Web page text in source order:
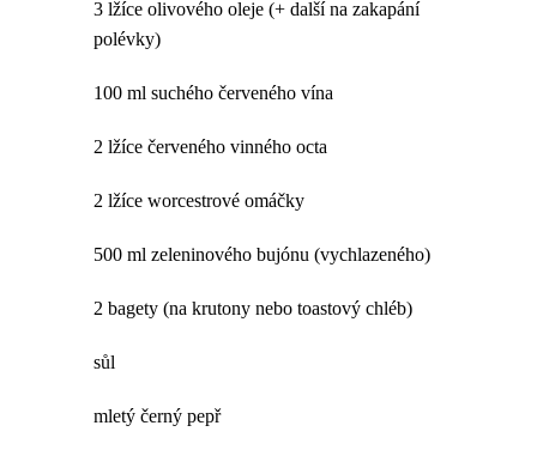
3 lžíce olivového oleje (+ další na zakapání
polévky)
100 ml suchého červeného vína
2 lžíce červeného vinného octa
2 lžíce worcestrové omáčky
500 ml zeleninového bujónu (vychlazeného)
2 bagety (na krutony nebo toastový chléb)
sůl
mletý černý pepř